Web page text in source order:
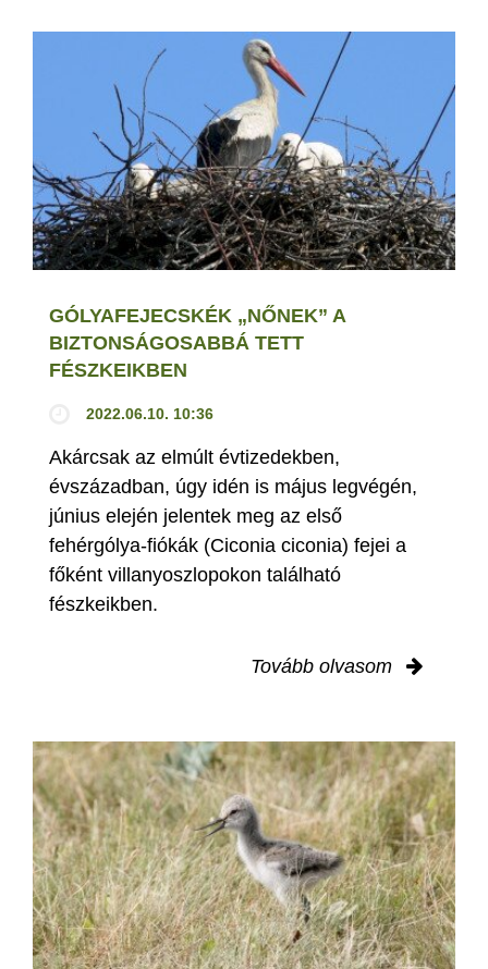
GÓLYAFEJECSKÉK „NŐNEK” A
BIZTONSÁGOSABBÁ TETT
FÉSZKEIKBEN
2022.06.10. 10:36
Akárcsak az elmúlt évtizedekben,
évszázadban, úgy idén is május legvégén,
június elején jelentek meg az első
fehérgólya-fiókák (Ciconia ciconia) fejei a
főként villanyoszlopokon található
fészkeikben.
Tovább olvasom